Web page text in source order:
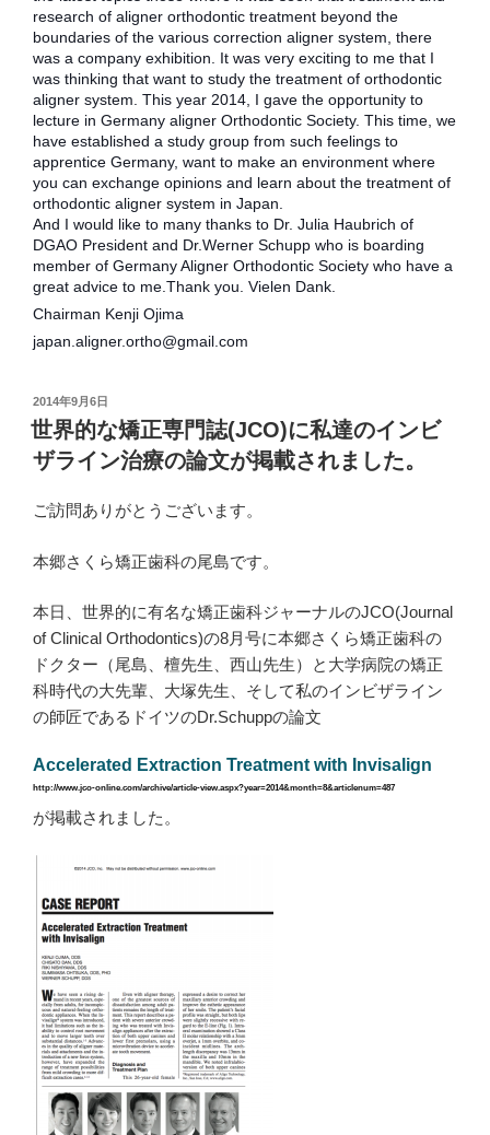
research of aligner orthodontic treatment beyond the
boundaries of the various correction aligner system, there
was a company exhibition. It was very exciting to me that I
was thinking that want to study the treatment of orthodontic
aligner system. This year 2014, I gave the opportunity to
lecture in Germany aligner Orthodontic Society. This time, we
have established a study group from such feelings to
apprentice Germany, want to make an environment where
you can exchange opinions and learn about the treatment of
orthodontic aligner system in Japan.
And I would like to many thanks to Dr. Julia Haubrich of
DGAO President and Dr.Werner Schupp who is boarding
member of Germany Aligner Orthodontic Society who have a
great advice to me.Thank you. Vielen Dank.
Chairman Kenji Ojima
japan.aligner.ortho@gmail.com
投
稿
日:
2014年9月6日
世界的な矯正専門誌(JCO)に私達のインビ
ザライン治療の論文が掲載されました。
ご訪問ありがとうございます。
本郷さくら矯正歯科の尾島です。
本日、世界的に有名な矯正歯科ジャーナルのJCO(Journal
of Clinical Orthodontics)の8月号に本郷さくら矯正歯科の
ドクター（尾島、檀先生、西山先生）と大学病院の矯正
科時代の大先輩、大塚先生、そして私のインビザライン
の師匠であるドイツのDr.Schuppの論文
Accelerated Extraction Treatment with Invisalign
http://www.jco-online.com/archive/article-view.aspx?year=2014&month=8&articlenum=487
が掲載されました。